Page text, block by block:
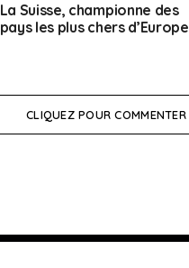
La Suisse, championne des
pays les plus chers d’Europe
CLIQUEZ POUR COMMENTER